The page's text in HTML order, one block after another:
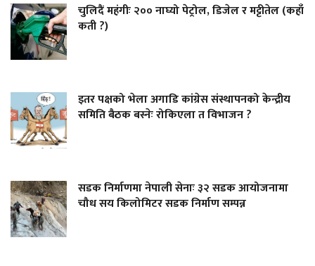
चुलिदैं महंगीः २०० नाघ्यो पेट्रोल, डिजेल र मट्टीतेल (कहाँ
कती ?)
इतर पक्षको भेला अगाडि कांग्रेस संस्थापनको केन्द्रीय
समिति बैठक बस्नेः रोकिएला त विभाजन ?
सडक निर्माणमा नेपाली सेनाः ३२ सडक आयोजनामा
चौध सय किलोमिटर सडक निर्माण सम्पन्न